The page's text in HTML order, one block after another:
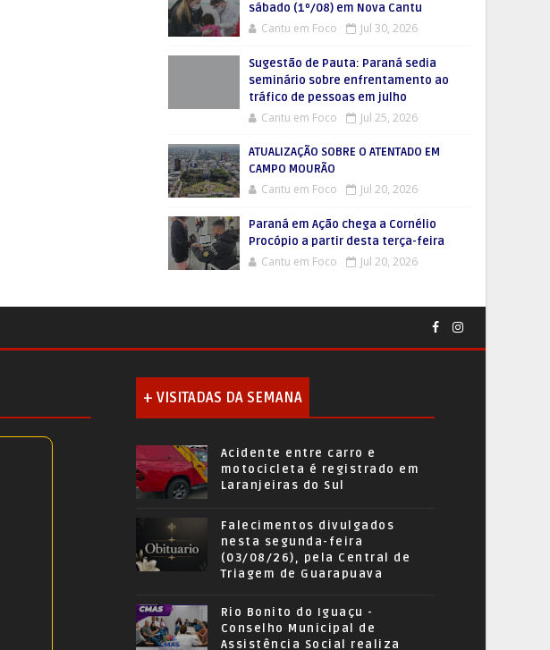
sábado (1º/08) em Nova Cantu
Cantu em Foco Jul 30, 2026
Sugestão de Pauta: Paraná sedia
seminário sobre enfrentamento ao
tráfico de pessoas em julho
Cantu em Foco Jul 25, 2026
ATUALIZAÇÃO SOBRE O ATENTADO EM
CAMPO MOURÃO
Cantu em Foco Jul 20, 2026
Paraná em Ação chega a Cornélio
Procópio a partir desta terça-feira
Cantu em Foco Jul 20, 2026
+ VISITADAS DA SEMANA
Acidente entre carro e
motocicleta é registrado em
Laranjeiras do Sul
Falecimentos divulgados
nesta segunda-feira
(03/08/26), pela Central de
Triagem de Guarapuava
Rio Bonito do Iguaçu -
Conselho Municipal de
Assistência Social realiza